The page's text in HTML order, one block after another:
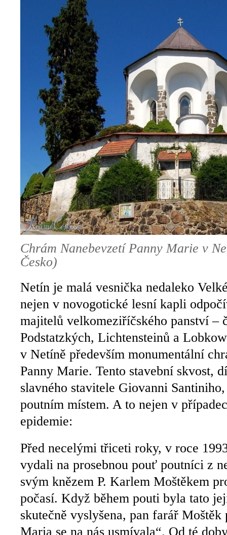
Chrám Nanebevzetí Panny Marie v
Česko)
Netín je malá vesnička nedaleko
nejen v novogotické lesní kapli
majitelů velkomeziříčského panství –
Podstatzkých, Lichtensteinů a
v Netíně především monumentální
Panny Marie. Tento stavební skvost,
slavného stavitele Giovanni
poutním místem. A to nejen v
epidemie:
Před necelými třiceti roky, v roce
vydali na prosebnou pouť poutníci z
svým knězem P. Karlem Moštěkem
počasí. Když během pouti byla tato
skutečně vyslyšena, pan farář Moštěk
Maria se na nás usmívala“. Od té